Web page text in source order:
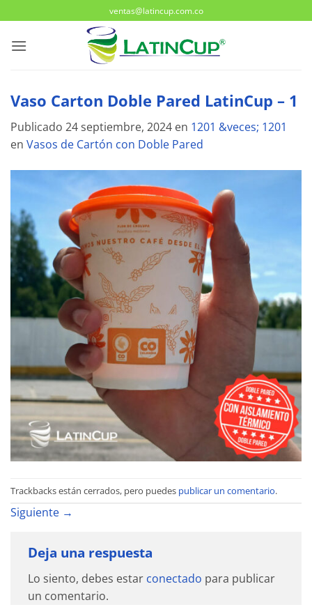
al
contenido
ventas@latincup.com.co
Vaso Carton Doble Pared LatinCup – 1
Publicado 24 septiembre, 2024 en 1201 &veces; 1201
en Vasos de Cartón con Doble Pared
Trackbacks están cerrados, pero puedes publicar un comentario.
Siguiente →
Deja una respuesta
Lo siento, debes estar conectado para publicar
un comentario.